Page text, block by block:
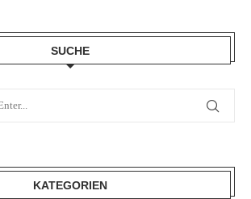
SUCHE
KATEGORIEN